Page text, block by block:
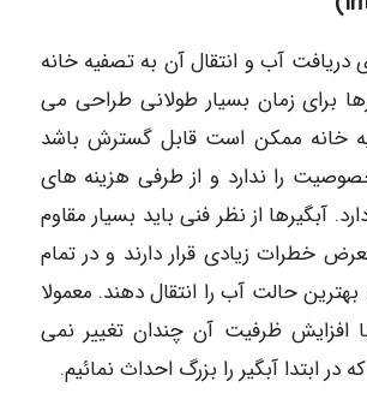
دریافت آب و انتقال آن به تصفيه خانه
برای زمان بسیار طولانی طراحی می
خانه ممکن است قابل گسترش باشد
را ندارد و از طرفی هزینه های
آبگیرها از نظر فنی باید بسیار مقاوم
خطرات زیادی قرار دارند و در تمام
بهترین حالت آب را انتقال دهند. معمولا
افزایش ظرفیت آن چندان تغییر نمی
در ابتدا آبگیر را بزرگ احداث نمائیم.